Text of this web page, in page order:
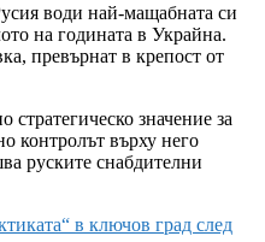
води най-мащабната си
на годината в Украйна.
превърнат в крепост от
значение за
контролът върху него
руските снабдителни
в ключов град след